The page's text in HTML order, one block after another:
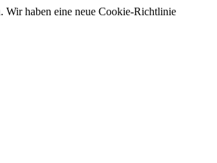
Wir haben eine neue Cookie-Richtlinie